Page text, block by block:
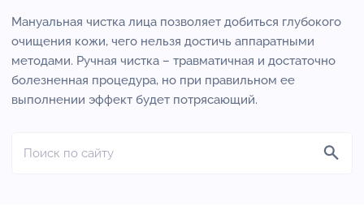
Мануальная чистка лица позволяет добиться глубокого
очищения кожи, чего нельзя достичь аппаратными
методами. Ручная чистка – травматичная и достаточно
болезненная процедура, но при правильном ее
выполнении эффект будет потрясающий.